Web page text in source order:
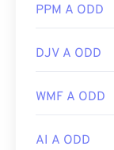
PPM A ODD
DJV A ODD
WMF A ODD
AI A ODD